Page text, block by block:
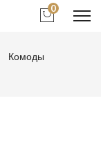
0
Комоды